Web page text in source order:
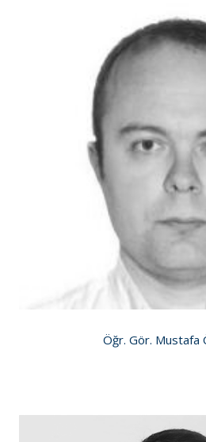
Öğr. Gör. Mustafa